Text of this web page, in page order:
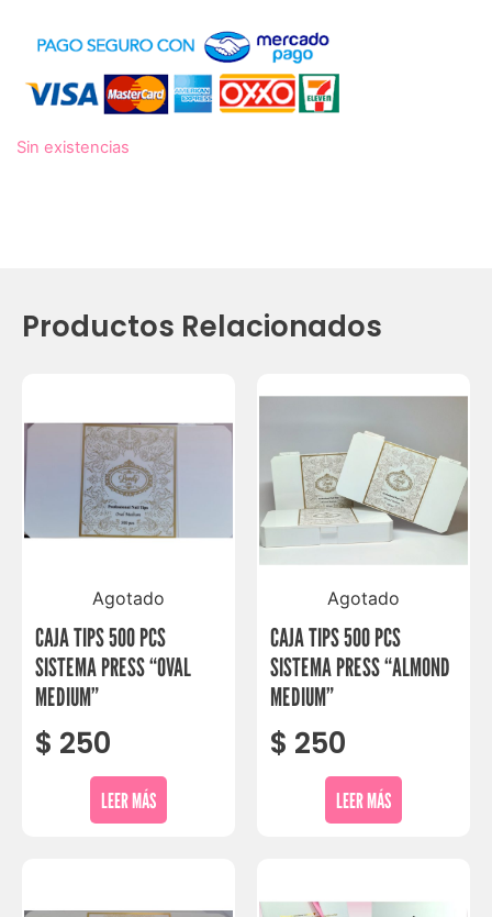
Sin existencias
Productos Relacionados
Agotado
CAJA TIPS 500 PCS
SISTEMA PRESS “OVAL
MEDIUM”
$ 250
LEER MÁS
Agotado
CAJA TIPS 500 PCS
SISTEMA PRESS “ALMOND
MEDIUM”
$ 250
LEER MÁS